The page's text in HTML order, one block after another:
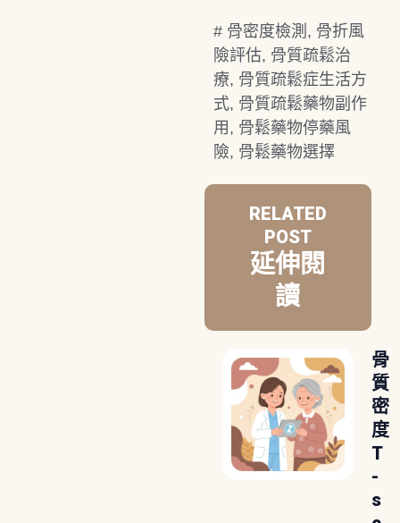
# 骨密度檢測 , 骨折風
險評估, 骨質疏鬆治
療, 骨質疏鬆症生活方
式, 骨質疏鬆藥物副作
用 , 骨鬆藥物停藥風
險, 骨鬆藥物選擇
RELATED
POST
延伸閱
讀
骨
質
密
度
T
-
s